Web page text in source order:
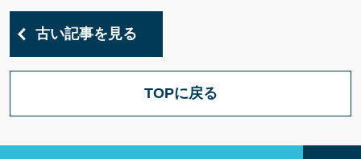
古い記事を見る
TOPに戻る